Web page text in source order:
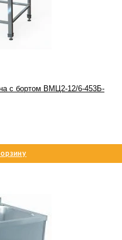
с бортом ВМЦ2-12/6-453Б-